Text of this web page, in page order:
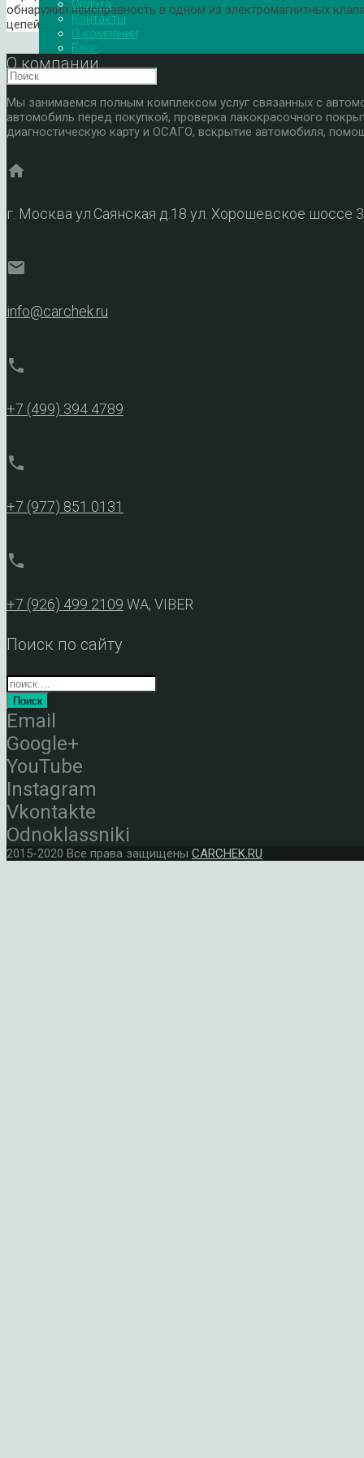
Оплата
Контакты
О компании
Блог
обнаружил неисправность в одном из электромагнитных
цепей…
О компании
Мы занимаемся полным комплексом услуг связанных с
автомобиль перед покупкой, проверка лакокрасочного
диагностическую карту и ОСАГО, вскрытие автомобиля,
home
г. Москва ул.Саянская д.18 ул. Хорошевское шоссе
mail
info@carchek.ru
phone
+7 (499) 394 4789
phone
+7 (977) 851 0131
phone
+7 (926) 499 2109 WA, VIBER
Поиск по сайту
Поиск
Email
Google+
YouTube
Instagram
Vkontakte
Odnoklassniki
2015-2020 Все права защищены CARCHEK.RU